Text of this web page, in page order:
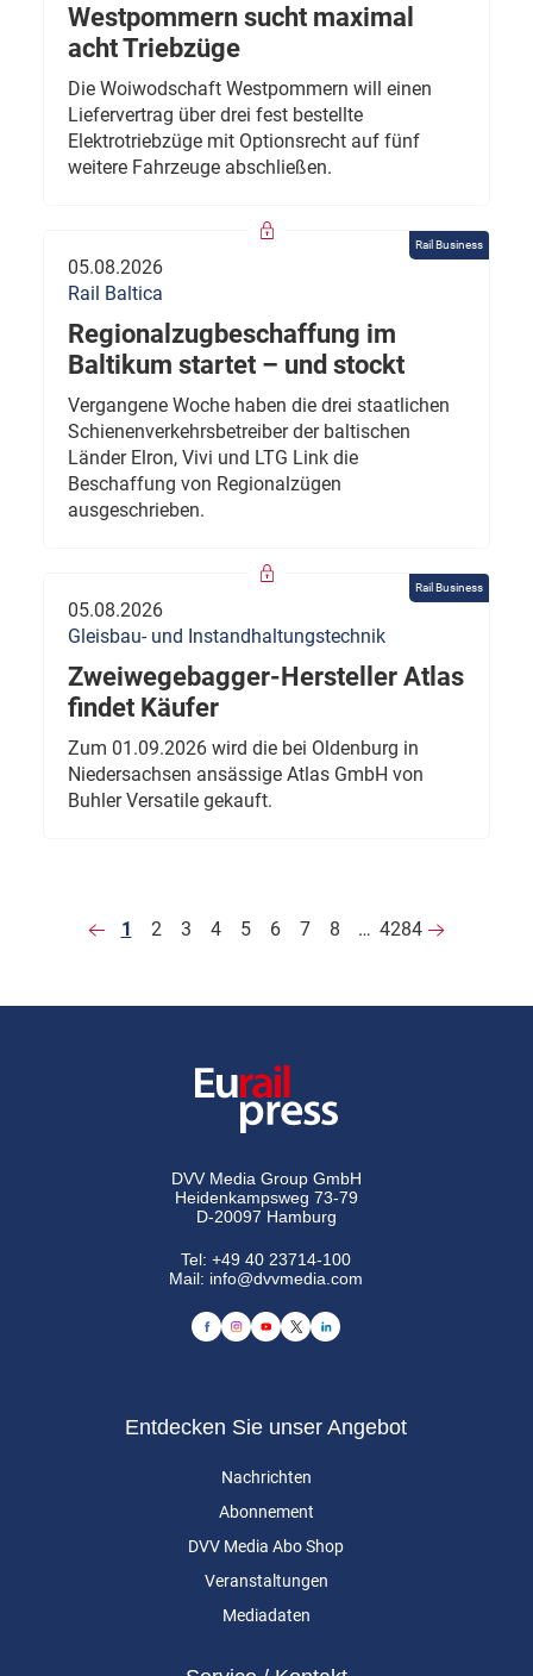
Westpommern sucht maximal
acht Triebzüge
Die Woiwodschaft Westpommern will einen
Liefervertrag über drei fest bestellte
Elektrotriebzüge mit Optionsrecht auf fünf
weitere Fahrzeuge abschließen.
Rail Business
05.08.2026
Rail Baltica
Regionalzugbeschaffung im
Baltikum startet – und stockt
Vergangene Woche haben die drei staatlichen
Schienenverkehrsbetreiber der baltischen
Länder Elron, Vivi und LTG Link die
Beschaffung von Regionalzügen
ausgeschrieben.
Rail Business
05.08.2026
Gleisbau- und Instandhaltungstechnik
Zweiwegebagger-Hersteller Atlas
findet Käufer
Zum 01.09.2026 wird die bei Oldenburg in
Niedersachsen ansässige Atlas GmbH von
Buhler Versatile gekauft.
1 2 3 4 5 6 7 8 … 4284
DVV Media Group GmbH
Heidenkampsweg 73-79
D-20097 Hamburg
Tel:+49 40 23714-100
Mail: info@dvvmedia.com
Entdecken Sie unser Angebot
Nachrichten
Abonnement
DVV Media Abo Shop
Veranstaltungen
Mediadaten